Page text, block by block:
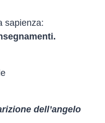
sapienza:
dell’angelo